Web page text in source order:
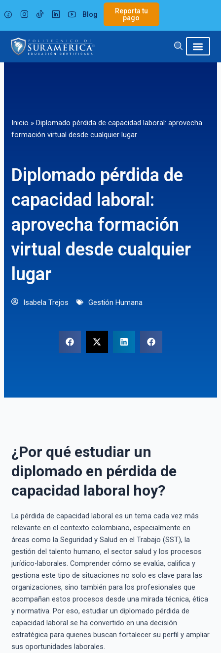
al
contenido
Blog
Reporta tu
pago
Inicio » Diplomado pérdida de capacidad laboral: aprovecha
formación virtual desde cualquier lugar
Diplomado pérdida de
capacidad laboral:
aprovecha formación
virtual desde cualquier
lugar
Isabela Trejos Gestión Humana
¿Por qué estudiar un
diplomado en pérdida de
capacidad laboral hoy?
La pérdida de capacidad laboral es un tema cada vez más
relevante en el contexto colombiano, especialmente en
áreas como la Seguridad y Salud en el Trabajo (SST), la
gestión del talento humano, el sector salud y los procesos
jurídico-laborales. Comprender cómo se evalúa, califica y
gestiona este tipo de situaciones no solo es clave para las
organizaciones, sino también para los profesionales que
acompañan estos procesos desde una mirada técnica, ética
y normativa. Por eso, estudiar un diplomado pérdida de
capacidad laboral se ha convertido en una decisión
estratégica para quienes buscan fortalecer su perfil y ampliar
sus oportunidades laborales.